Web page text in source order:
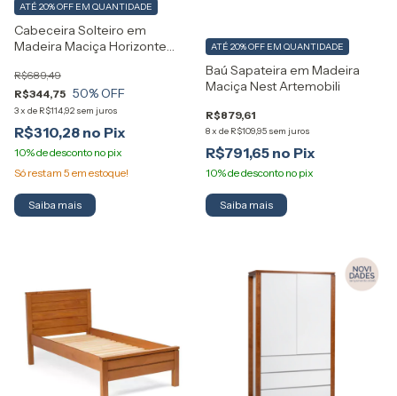
Cabeceira Solteiro em
Madeira Maciça Horizonte
R$344,75
R$689,49
50% OFF
3x de R$114,92 sem juros
ATÉ 20% OFF EM QUANTIDADE
R$310,28
Só restam 5 em estoque!
Saiba mais
Baú Sapateira em Madeira
Maciça Nest Artemobili
R$879,61
8x de R$109,95 sem juros
ATÉ 20% OFF EM QUANTIDADE
R$791,65
Saiba mais